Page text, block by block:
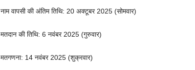
नाम वापसी की अंतिम तिथि: 20 अक्टूबर 2025 (सोमवार)
मतदान की तिथि: 6 नवंबर 2025 (गुरुवार)
मतगणना: 14 नवंबर 2025 (शुक्रवार)